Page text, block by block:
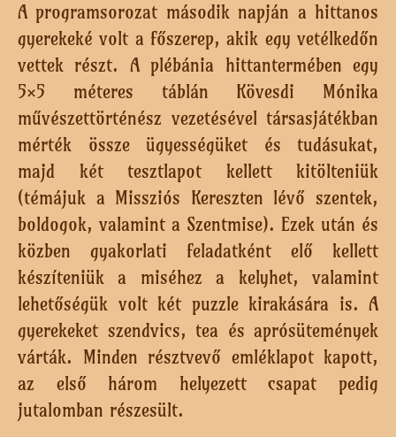
A programsorozat második napján a hittanos
gyerekeké volt a főszerep, akik egy vetélkedőn
vettek részt. A plébánia hittantermében egy
5×5 méteres táblán Kövesdi Mónika
művészettörténész vezetésével társasjátékban
mérték össze ügyességüket és tudásukat,
majd két tesztlapot kellett kitölteniük
(témájuk a Missziós Kereszten lévő szentek,
boldogok, valamint a Szentmise). Ezek után és
közben gyakorlati feladatként elő kellett
készíteniük a miséhez a kelyhet, valamint
lehetőségük volt két puzzle kirakására is. A
gyerekeket szendvics, tea és aprósütemények
várták. Minden résztvevő emléklapot kapott,
az első három helyezett csapat pedig
jutalomban részesült.